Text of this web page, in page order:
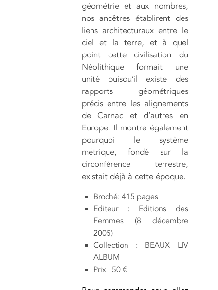
géométrie et aux nombres,
nos ancêtres établirent des
liens architecturaux entre le
ciel et la terre, et à quel
point cette civilisation du
Néolithique formait une
unité puisqu’il existe des
rapports géométriques
précis entre les alignements
de Carnac et d’autres en
Europe. Il montre également
pourquoi le système
métrique, fondé sur la
circonférence terrestre,
existait déjà à cette époque.
Broché: 415 pages
Editeur : Editions des
Femmes (8 décembre
2005)
Collection : BEAUX LIV
ALBUM
Prix : 50 €